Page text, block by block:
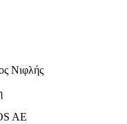
Νιφλής
AE